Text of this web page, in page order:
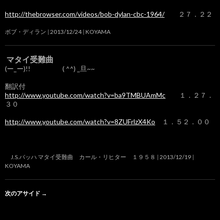
http://thebrowser.com/videos/bob-dylan-cbc-1964/２７．２２
ボブ・ディラン 2013/12/24 KOYAMA
マタイ受難曲
(ー_ー)!! ( ^^) _旦~~
翻訳付
http://www.youtube.com/watch?v=ba9TMBUAmMc １．２７．
３０
http://www.youtube.com/watch?v=8ZUFrlzX4Ko １．５２．００
J.S.バッハ マタイ受難曲 カール・リヒター １９５８
2013/12/19
KOYAMA
次のアサイド →